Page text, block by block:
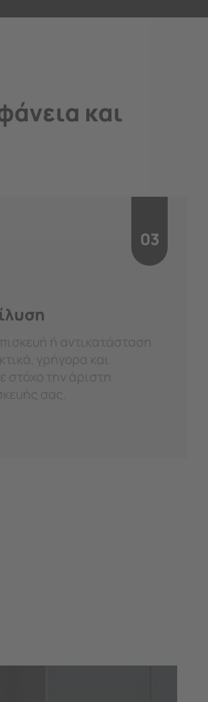
και
03
ή αντικατάσταση
γρήγορα και
στόχο την άριστη
σας.